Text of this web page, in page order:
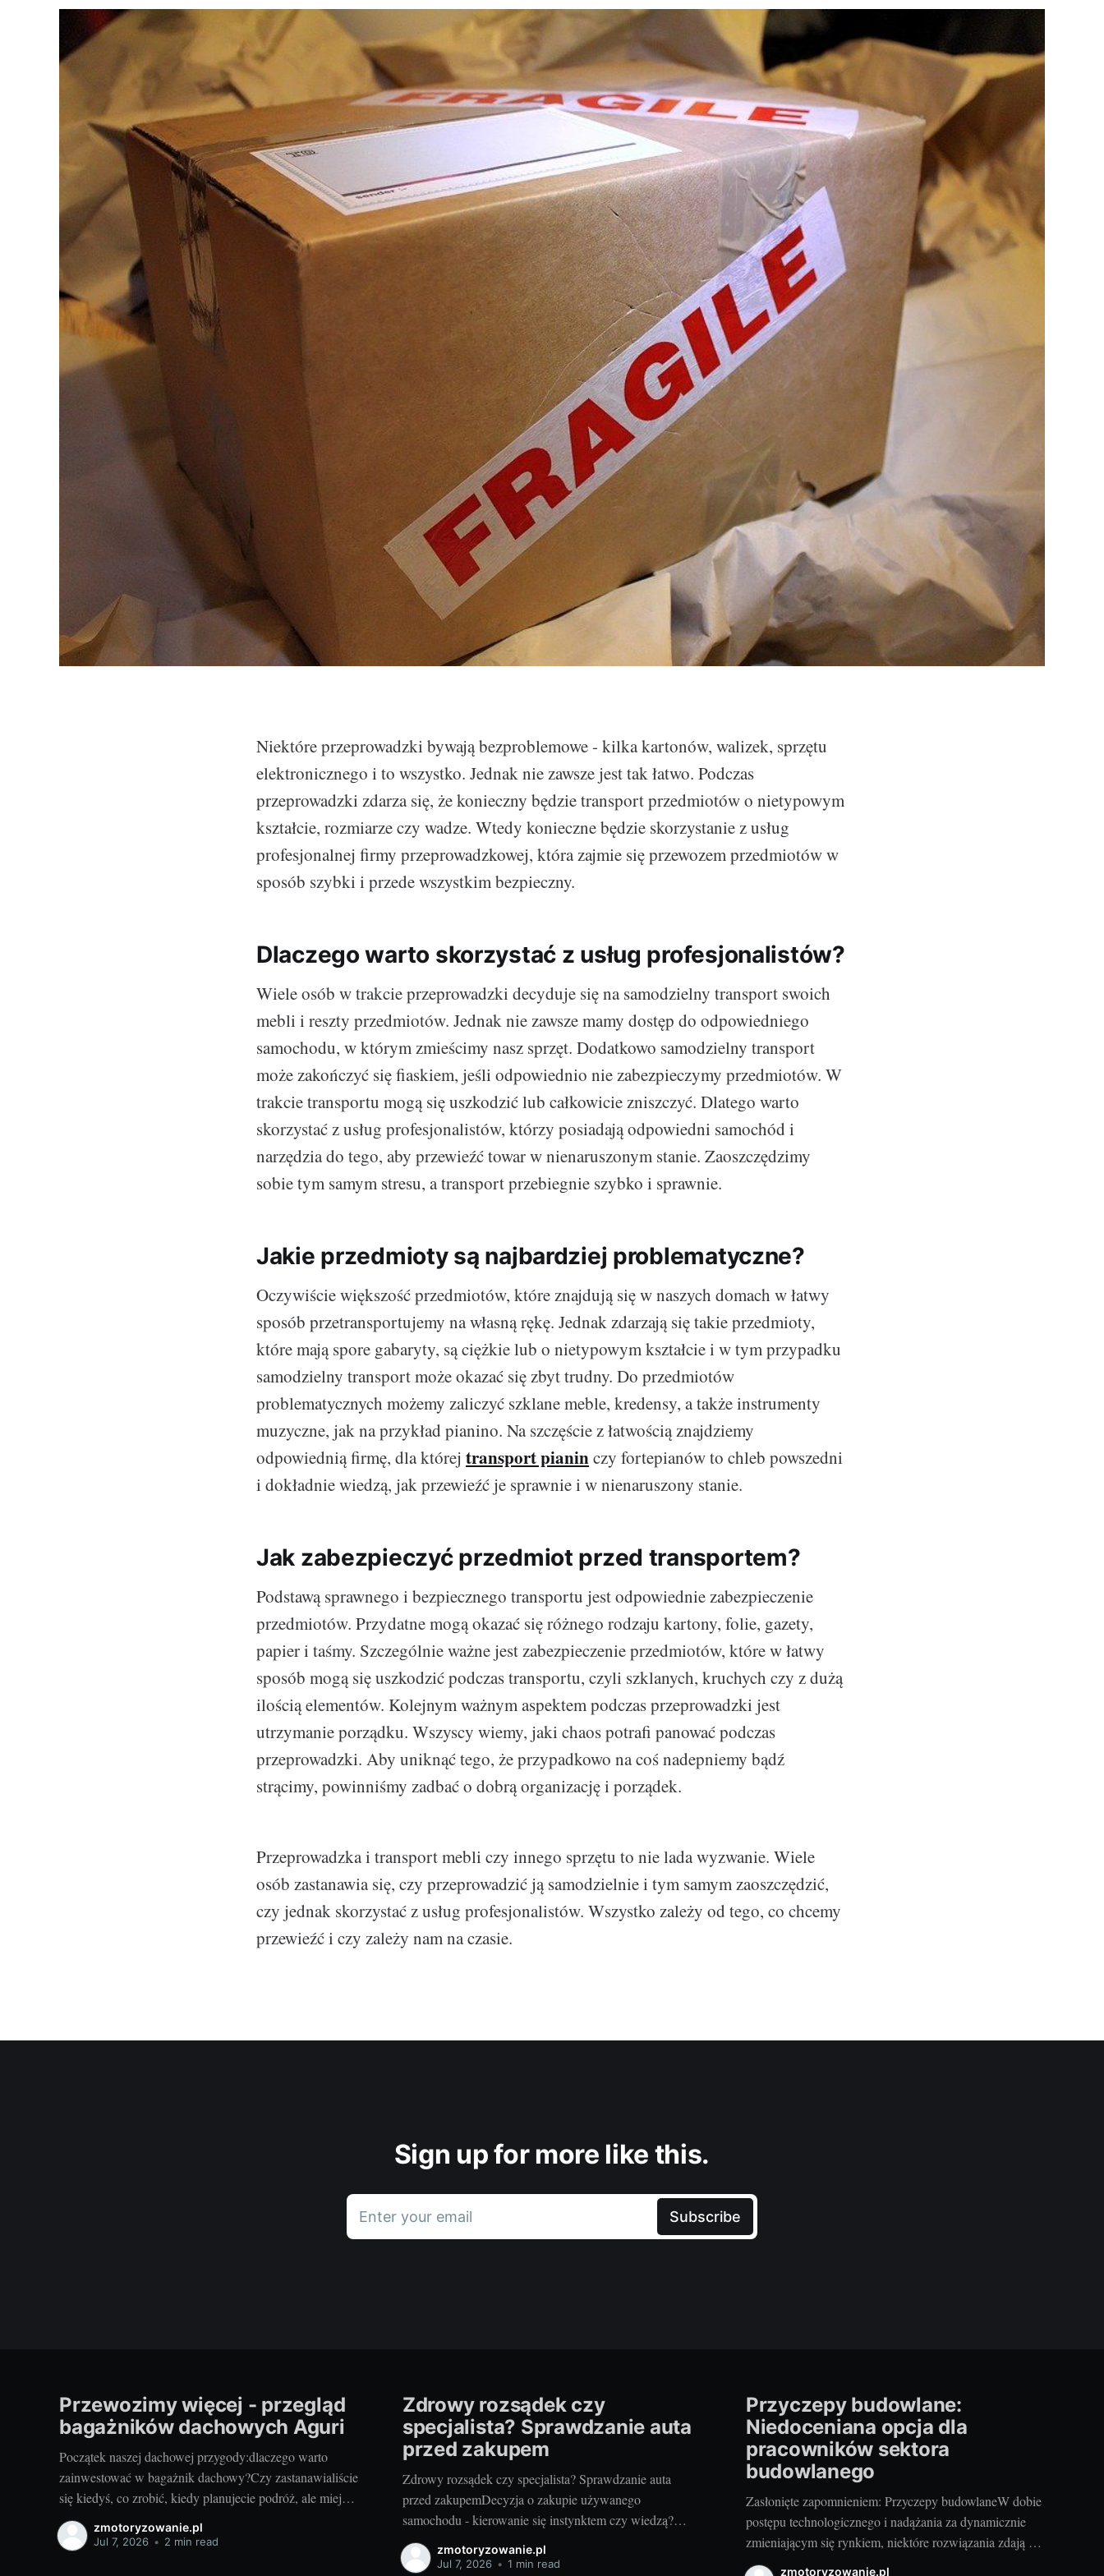
Niektóre przeprowadzki bywają bezproblemowe - kilka kartonów, walizek, sprzętu
elektronicznego i to wszystko. Jednak nie zawsze jest tak łatwo. Podczas
przeprowadzki zdarza się, że konieczny będzie transport przedmiotów o nietypowym
kształcie, rozmiarze czy wadze. Wtedy konieczne będzie skorzystanie z usług
profesjonalnej firmy przeprowadzkowej, która zajmie się przewozem przedmiotów w
sposób szybki i przede wszystkim bezpieczny.
Dlaczego warto skorzystać z usług profesjonalistów?
Wiele osób w trakcie przeprowadzki decyduje się na samodzielny transport swoich
mebli i reszty przedmiotów. Jednak nie zawsze mamy dostęp do odpowiedniego
samochodu, w którym zmieścimy nasz sprzęt. Dodatkowo samodzielny transport
może zakończyć się fiaskiem, jeśli odpowiednio nie zabezpieczymy przedmiotów. W
trakcie transportu mogą się uszkodzić lub całkowicie zniszczyć. Dlatego warto
skorzystać z usług profesjonalistów, którzy posiadają odpowiedni samochód i
narzędzia do tego, aby przewieźć towar w nienaruszonym stanie. Zaoszczędzimy
sobie tym samym stresu, a transport przebiegnie szybko i sprawnie.
Jakie przedmioty są najbardziej problematyczne?
Oczywiście większość przedmiotów, które znajdują się w naszych domach w łatwy
sposób przetransportujemy na własną rękę. Jednak zdarzają się takie przedmioty,
które mają spore gabaryty, są ciężkie lub o nietypowym kształcie i w tym przypadku
samodzielny transport może okazać się zbyt trudny. Do przedmiotów
problematycznych możemy zaliczyć szklane meble, kredensy, a także instrumenty
muzyczne, jak na przykład pianino. Na szczęście z łatwością znajdziemy
odpowiednią firmę, dla której transport pianinczy fortepianów to chleb powszedni
i dokładnie wiedzą, jak przewieźć je sprawnie i w nienaruszony stanie.
Jak zabezpieczyć przedmiot przed transportem?
Podstawą sprawnego i bezpiecznego transportu jest odpowiednie zabezpieczenie
przedmiotów. Przydatne mogą okazać się różnego rodzaju kartony, folie, gazety,
papier i taśmy. Szczególnie ważne jest zabezpieczenie przedmiotów, które w łatwy
sposób mogą się uszkodzić podczas transportu, czyli szklanych, kruchych czy z dużą
ilością elementów. Kolejnym ważnym aspektem podczas przeprowadzki jest
utrzymanie porządku. Wszyscy wiemy, jaki chaos potrafi panować podczas
przeprowadzki. Aby uniknąć tego, że przypadkowo na coś nadepniemy bądź
strącimy, powinniśmy zadbać o dobrą organizację i porządek.
Przeprowadzka i transport mebli czy innego sprzętu to nie lada wyzwanie. Wiele
osób zastanawia się, czy przeprowadzić ją samodzielnie i tym samym zaoszczędzić,
czy jednak skorzystać z usług profesjonalistów. Wszystko zależy od tego, co chcemy
przewieźć i czy zależy nam na czasie.
Sign up for more like this.
Enter your email Subscribe
Przewozimy więcej - przegląd
bagażników dachowych Aguri
Początek naszej dachowej przygody:dlaczego warto
zainwestować w bagażnik dachowy?Czy zastanawialiście
się kiedyś, co zrobić, kiedy planujecie podróż, ale miejsca
w bagażniku samochodowym zaczyna brakować?
Rozwiązaniem może być bagażnik dachowy! To
zmotoryzowanie.pl
Jul 7, 2026 • 2 min read
Zdrowy rozsądek czy
specjalista? Sprawdzanie auta
przed zakupem
Zdrowy rozsądek czy specjalista? Sprawdzanie auta
przed zakupemDecyzja o zakupie używanego
samochodu - kierowanie się instynktem czy wiedzą?
Każda decyzja o zainwestowaniu w używany samochód
to spore wyzwanie. Jako pasjonaci motoryzacji często
zmotoryzowanie.pl
Jul 7, 2026 • 1 min read
Przyczepy budowlane:
Niedoceniana opcja dla
pracowników sektora
budowlanego
Zasłonięte zapomnieniem: Przyczepy budowlaneW dobie
postępu technologicznego i nadążania za dynamicznie
zmieniającym się rynkiem, niektóre rozwiązania zdają się
być zapomniane, a ich użyteczność niedoceniana. Tak
zmotoryzowanie.pl